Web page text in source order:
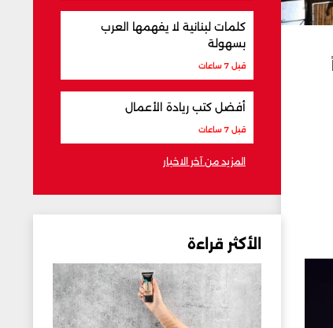
كلمات لبنانية لا يفهمها العرب
بسهولة
قبل 7 ساعات
أفضل كتب ريادة الأعمال
قبل 7 ساعات
المزيد من آخر الاخبار
الأكثر قراءة